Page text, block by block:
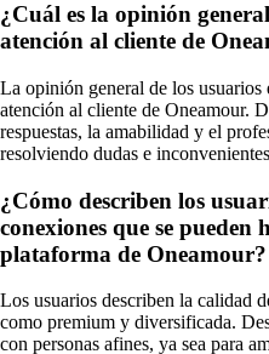
¿Cuál es la opinión
atención al cliente de
La opinión general de los usuarios
atención al cliente de Oneamour.
respuestas, la amabilidad y el
resolviendo dudas e
¿Cómo describen los
conexiones que se pueden
plataforma de Oneamour?
Los usuarios describen la calidad
como premium y diversificada.
con personas afines, ya sea para